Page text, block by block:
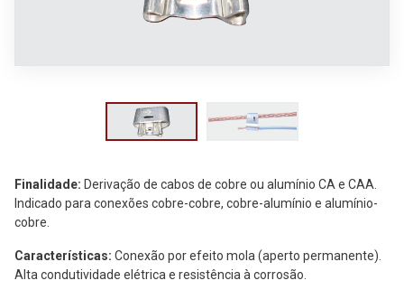
Finalidade: Derivação de cabos de cobre ou alumínio CA e CAA.
Indicado para conexões cobre-cobre, cobre-alumínio e alumínio-
cobre.
Características: Conexão por efeito mola (aperto permanente).
Alta condutividade elétrica e resistência à corrosão.